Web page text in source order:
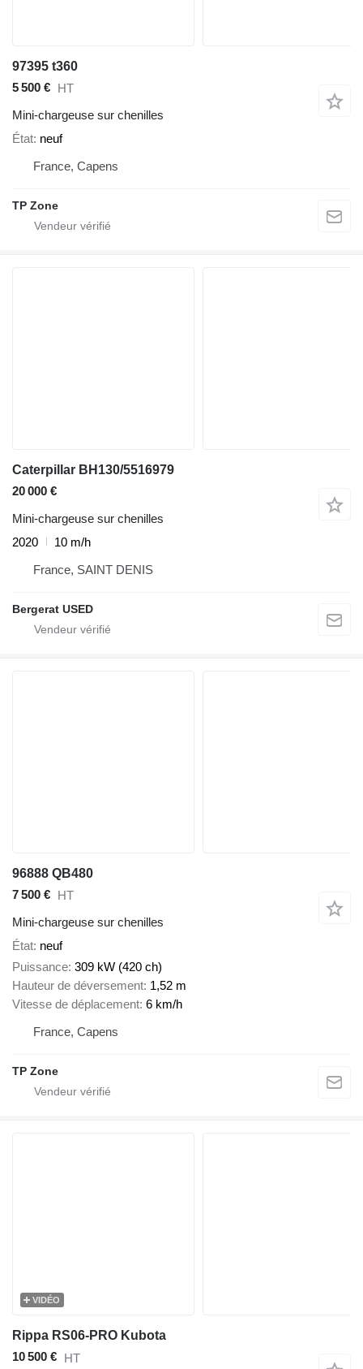
97395 t360
5 500 € HT
Mini-chargeuse sur chenilles
État neuf
France, Capens
TP Zone
Caterpillar BH130/5516979
20 000 €
Mini-chargeuse sur chenilles
2020
10 m/h
France, SAINT DENIS
Bergerat USED
96888 QB480
7 500 € HT
Mini-chargeuse sur chenilles
État neuf
Puissance 309 kW (420 ch)
Hauteur de déversement 1,52 m
Vitesse de déplacement 6 km/h
France, Capens
TP Zone
VIDÉO
Rippa RS06-PRO Kubota
10 500 € HT